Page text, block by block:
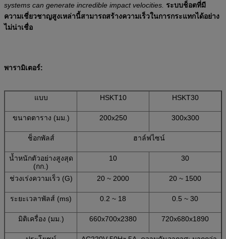
systems can generate incredible impact velocities. ระบบช็อตที่มี
ความเชี่ยวชาญสูงเหล่านี้สามารถสร้างความเร็วในการกระแทกได้อย่าง
ไม่น่าเชื่อ
พารามิเตอร์:
แบบ HSKT10 HSKT30
ขนาดตาราง (มม.) 200x250 300x300
ช็อกพัลส์ ฮาล์ฟไซน์
น้ำหนักตัวอย่างสูงสุด
(กก.)
10 30
ช่วงเร่งความเร็ว (G) 20 ~ 2000 20 ~ 1500
ระยะเวลาพัลส์ (ms) 0.2 ~ 18 0.5 ~ 30
มิติเครื่อง (มม.) 660x700x2380 720x680x1890